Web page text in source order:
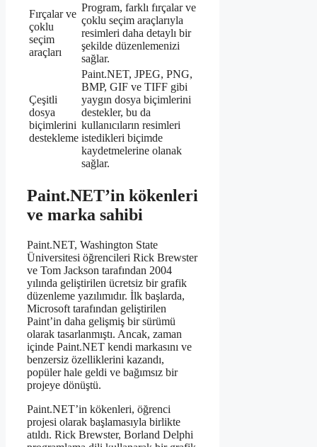
Fırçalar ve
çoklu
seçim
araçları
Program, farklı fırçalar ve
çoklu seçim araçlarıyla
resimleri daha detaylı bir
şekilde düzenlemenizi
sağlar.
Çeşitli
dosya
biçimlerini
destekleme
Paint.NET, JPEG, PNG,
BMP, GIF ve TIFF gibi
yaygın dosya biçimlerini
destekler, bu da
kullanıcıların resimleri
istedikleri biçimde
kaydetmelerine olanak
sağlar.
Paint.NET’in kökenleri
ve marka sahibi
Paint.NET, Washington State
Üniversitesi öğrencileri Rick Brewster
ve Tom Jackson tarafından 2004
yılında geliştirilen ücretsiz bir grafik
düzenleme yazılımıdır. İlk başlarda,
Microsoft tarafından geliştirilen
Paint’in daha gelişmiş bir sürümü
olarak tasarlanmıştı. Ancak, zaman
içinde Paint.NET kendi markasını ve
benzersiz özelliklerini kazandı,
popüler hale geldi ve bağımsız bir
projeye dönüştü.
Paint.NET’in kökenleri, öğrenci
projesi olarak başlamasıyla birlikte
atıldı. Rick Brewster, Borland Delphi